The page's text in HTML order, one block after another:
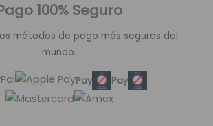
100% Seguro
métodos de pago más seguros del
mundo.
Pay Pay